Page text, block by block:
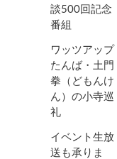
談500回記念
番組
ワッツアップ
たんば・土門
拳（どもんけ
ん）の小寺巡
礼
イベント生放
送も承りま